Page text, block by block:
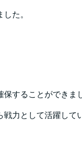
た。
することができま
力として活躍して